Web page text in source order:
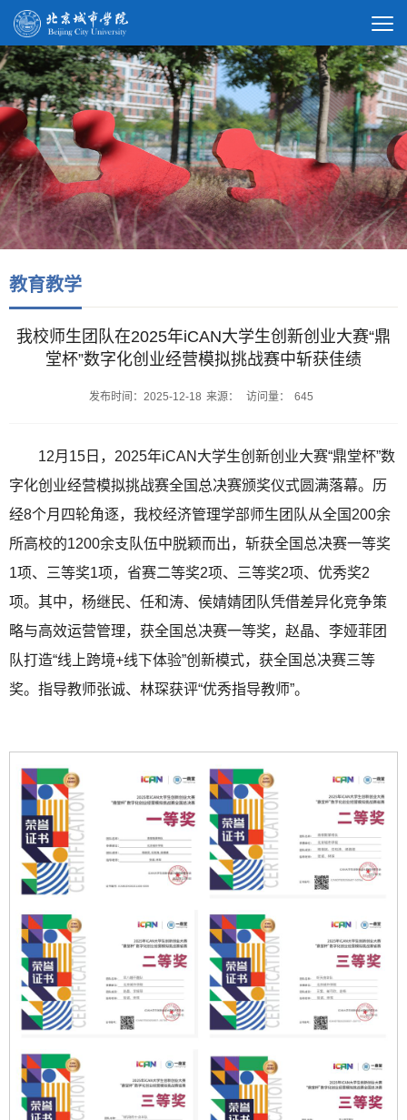
教育教学
我校师生团队在2025年iCAN大学生创新创业大赛“鼎
堂杯”数字化创业经营模拟挑战赛中斩获佳绩
发布时间：2025-12-18 来源： 访问量： 645
12月15日，2025年iCAN大学生创新创业大赛“鼎堂杯”数
字化创业经营模拟挑战赛全国总决赛颁奖仪式圆满落幕。历
经8个月四轮角逐，我校经济管理学部师生团队从全国200余
所高校的1200余支队伍中脱颖而出，斩获全国总决赛一等奖
1项、三等奖1项，省赛二等奖2项、三等奖2项、优秀奖2
项。其中，杨继民、任和涛、侯婧婧团队凭借差异化竞争策
略与高效运营管理，获全国总决赛一等奖，赵晶、李娅菲团
队打造“线上跨境+线下体验”创新模式，获全国总决赛三等
奖。指导教师张诚、林琛获评“优秀指导教师”。